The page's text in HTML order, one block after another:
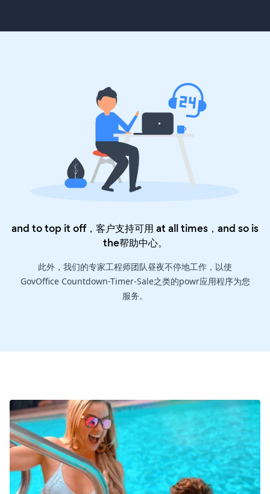
and to top it off，客户支持可用 at all times，and so is
the帮助中心。
此外，我们的专家工程师团队昼夜不停地工作，以使
GovOffice Countdown-Timer-Sale之类的powr应用程序为您
服务。